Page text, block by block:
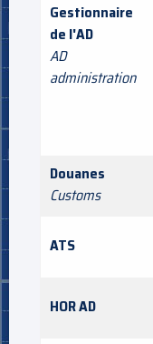
Gestionnaire
de l'AD
AD
administration
Douanes
Customs
ATS
HOR AD